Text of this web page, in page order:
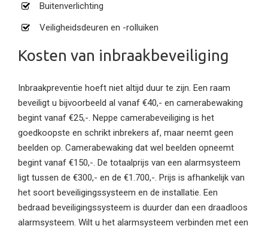
Buitenverlichting
Veiligheidsdeuren en -rolluiken
Kosten van inbraakbeveiliging
Inbraakpreventie hoeft niet altijd duur te zijn. Een raam
beveiligt u bijvoorbeeld al vanaf €40,- en camerabewaking
begint vanaf €25,-. Neppe camerabeveiliging is het
goedkoopste en schrikt inbrekers af, maar neemt geen
beelden op. Camerabewaking dat wel beelden opneemt
begint vanaf €150,-. De totaalprijs van een alarmsysteem
ligt tussen de €300,- en de €1.700,-. Prijs is afhankelijk van
het soort beveiligingssysteem en de installatie. Een
bedraad beveiligingssysteem is duurder dan een draadloos
alarmsysteem. Wilt u het alarmsysteem verbinden met een